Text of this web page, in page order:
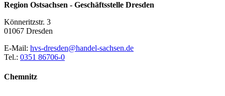
Region Ostsachsen - Geschäftsstelle Dresden
Könneritzstr. 3
01067 Dresden
E-Mail: hvs-dresden@handel-sachsen.de
Tel.: 0351 86706-0
Chemnitz